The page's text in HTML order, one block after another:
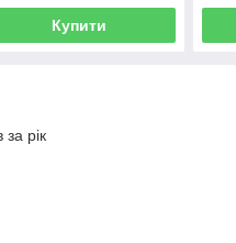
Купити
за рік